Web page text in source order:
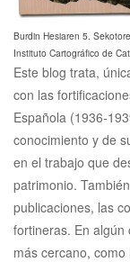
Burdin Hesiaren 5.
Instituto Cartográfico de
Este blog trata,
con las
Española (1936-
conocimiento y de
en el trabajo que
patrimonio.
publicaciones, las
fortineras. En algún
más cercano,